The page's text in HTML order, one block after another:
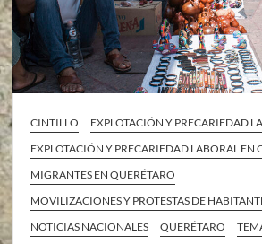
CINTILLO
EXPLOTACIÓN Y PRECARIEDAD
EXPLOTACIÓN Y PRECARIEDAD LABORAL EN
MIGRANTES EN QUERÉTARO
MOVILIZACIONES Y PROTESTAS DE
NOTICIAS NACIONALES
QUERÉTARO